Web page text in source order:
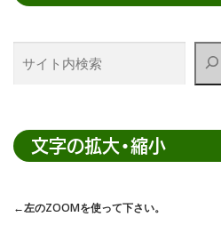
検
索
文字の拡大・縮小
←左のZOOMを使って下さい。